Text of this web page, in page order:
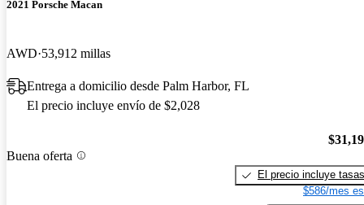
2021 Porsche Macan
AWD 53,912 millas
Entrega a domicilio desde Palm Harbor, FL
El precio incluye envío de $2,028
Buena oferta
El precio incluye tasas
$586/mes